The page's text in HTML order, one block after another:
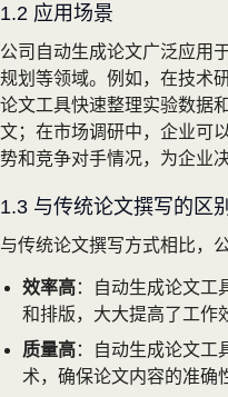
1.2 应用场景
公司自动生成论文广泛应用
规划等领域。例如，在技术
论文工具快速整理实验数据
文；在市场调研中，企业可
势和竞争对手情况，为企业
1.3 与传统论文撰写的区别
与传统论文撰写方式相比，
效率高：自动生成论文工
和排版，大大提高了工作
质量高：自动生成论文工
术，确保论文内容的准确